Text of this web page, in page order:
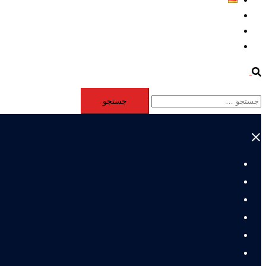
Search
جستجو
برای:
Close